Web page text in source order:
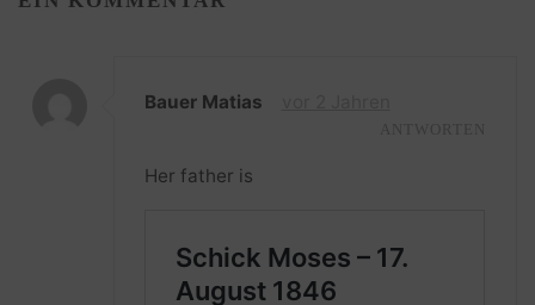
Bauer Matias
Her father is